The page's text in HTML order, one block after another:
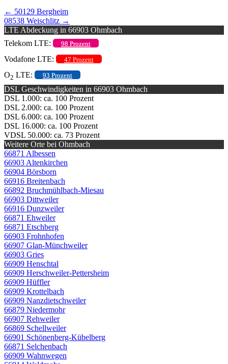
← 50129 Bergheim
08538 Weischlitz →
LTE Abdeckung in 66903 Ohmbach
Telekom LTE:
98 Prozent
Vodafone LTE: 47 Prozent
O2 LTE: 93 Prozent
DSL Geschwindigkeiten in 66903 Ohmbach
DSL 1.000: ca. 100 Prozent
DSL 2.000: ca. 100 Prozent
DSL 6.000: ca. 100 Prozent
DSL 16.000: ca. 100 Prozent
VDSL 50.000: ca. 73 Prozent
Weitere Orte bei Ohmbach
66871 Albessen
66903 Altenkirchen
66904 Börsborn
66916 Breitenbach
66892 Bruchmühlbach-Miesau
66903 Dittweiler
66916 Dunzweiler
66871 Ehweiler
66871 Etschberg
66903 Frohnhofen
66907 Glan-Münchweiler
66903 Gries
66909 Henschtal
66909 Herschweiler-Pettersheim
66909 Hüffler
66909 Krottelbach
66909 Nanzdietschweiler
66879 Niedermohr
66907 Rehweiler
66869 Schellweiler
66901 Schönenberg-Kübelberg
66871 Selchenbach
66909 Wahnwegen